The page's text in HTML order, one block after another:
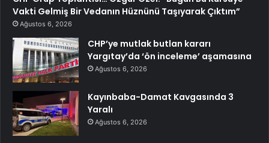
Vakti Gelmiş Bir Vedanın Hüznünü Taşıyarak Çıktım”
Ağustos 6, 2026
CHP’ye mutlak butlan kararı
Yargıtay’da ‘ön inceleme’ aşamasına
Ağustos 6, 2026
Kayınbaba-Damat Kavgasında 3
Yaralı
Ağustos 6, 2026